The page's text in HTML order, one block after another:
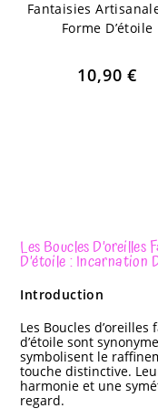
Fantaisies
Forme D’étoile
10,90€
Les Boucles
D’étoile : Incarnation
Introduction
Les Boucles
d’étoile sont
symbolisent le
touche distinctive.
harmonie et une
regard.